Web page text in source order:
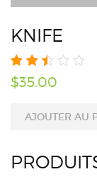
KNIFE
$35.00
AJOUTER AU